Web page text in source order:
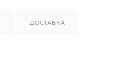
ДОСТАВКА